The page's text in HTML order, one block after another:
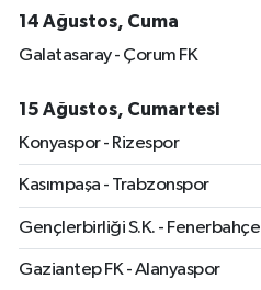
14 Ağustos, Cuma
Galatasaray - Çorum FK
15 Ağustos, Cumartesi
Konyaspor - Rizespor
Kasımpaşa - Trabzonspor
Gençlerbirliği S.K. - Fenerbahçe
Gaziantep FK - Alanyaspor